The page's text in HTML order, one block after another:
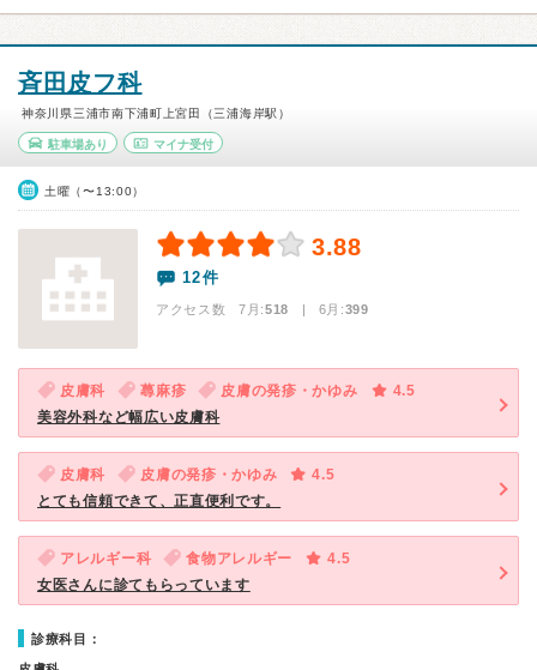
斉田皮フ科
神奈川県三浦市南下浦町上宮田（三浦海岸駅）
駐車場あり マイナ受付
土曜（〜13:00）
3.88
12件
アクセス数 7月:518 | 6月:399
皮膚科 蕁麻疹 皮膚の発疹・かゆみ
4.5
美容外科など幅広い皮膚科
皮膚科 皮膚の発疹・かゆみ
4.5
とても信頼できて、正直便利です。
アレルギー科 食物アレルギー
4.5
女医さんに診てもらっています
診療科目：